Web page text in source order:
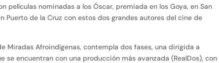
películas nominadas a los Óscar, premiada en los Goya, en San
Puerto de la Cruz con estos dos grandes autores del cine de
Miradas Afroindígenas, contempla dos fases, una dirigida a
se encuentran con una producción más avanzada (RealDos), con